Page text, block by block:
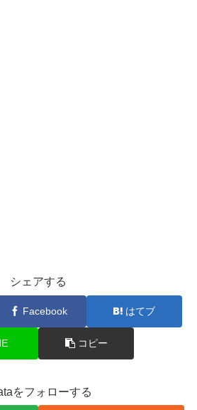
シェアする
Facebook はてブ
コピー
をフォローする